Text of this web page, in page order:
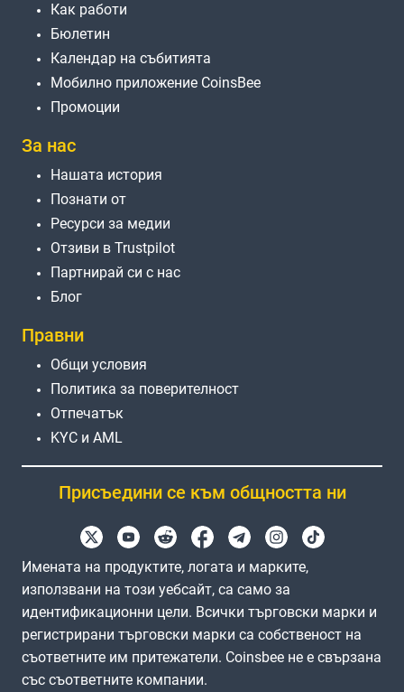
Как работи
Бюлетин
Календар на събитията
Мобилно приложение CoinsBee
Промоции
За нас
Нашата история
Познати от
Ресурси за медии
Отзиви в Trustpilot
Партнирай си с нас
Блог
Правни
Общи условия
Политика за поверителност
Отпечатък
KYC и AML
Присъедини се към общността ни
Имената на продуктите, логата и марките,
използвани на този уебсайт, са само за
идентификационни цели. Всички търговски марки и
регистрирани търговски марки са собственост на
съответните им притежатели. Coinsbee не е свързана
със съответните компании.